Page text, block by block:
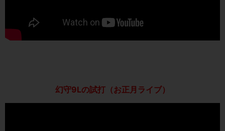
幻守9Lの試打（お正月ライブ）